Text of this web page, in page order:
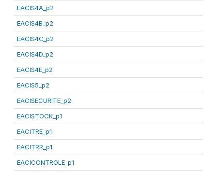
EACIS4A_p2
EACIS4B_p2
EACIS4C_p2
EACIS4D_p2
EACIS4E_p2
EACIS5_p2
EACISECURITE_p2
EACISTOCK_p1
EACITRE_p1
EACITRR_p1
EACICONTROLE_p1